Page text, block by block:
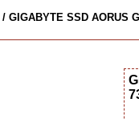
/ GIGABYTE SSD AORUS